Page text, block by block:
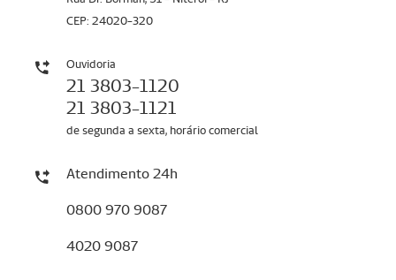
CEP: 24020-320
Ouvidoria
21 3803-1120
21 3803-1121
de segunda a sexta, horário comercial
Atendimento 24h
0800 970 9087
4020 9087